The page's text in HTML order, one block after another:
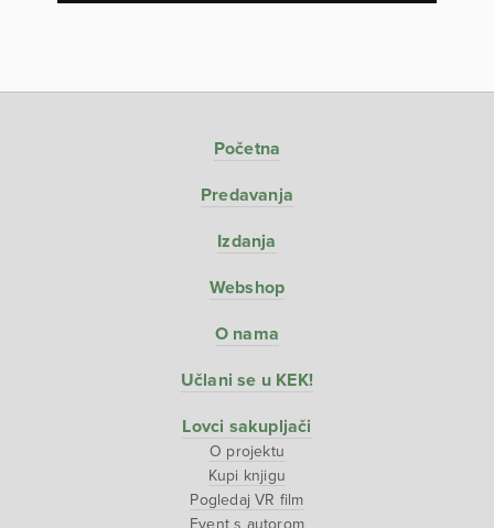
Početna
Predavanja
Izdanja
Webshop
O nama
Učlani se u KEK!
Lovci sakupljači
O projektu
Kupi knjigu
Pogledaj VR film
Event s autorom